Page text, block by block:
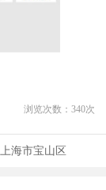
浏览次数： 340次
上海市宝山区